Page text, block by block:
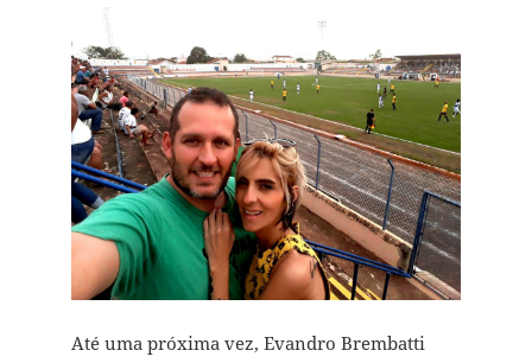
Até uma próxima vez, Evandro Brembatti